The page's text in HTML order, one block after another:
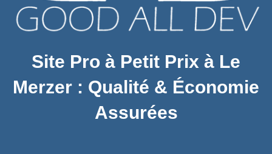
Site Pro à Petit Prix à Le
Merzer : Qualité & Économie
Assurées